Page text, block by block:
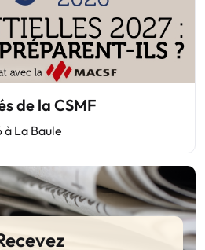
de la CSMF
à La Baule